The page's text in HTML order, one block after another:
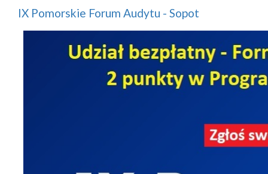
IX Pomorskie Forum Audytu - Sopot